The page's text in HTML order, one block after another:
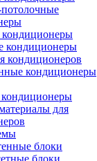
кондиционеры
кондиционеров
кондиционеры
для
блоки
блоки